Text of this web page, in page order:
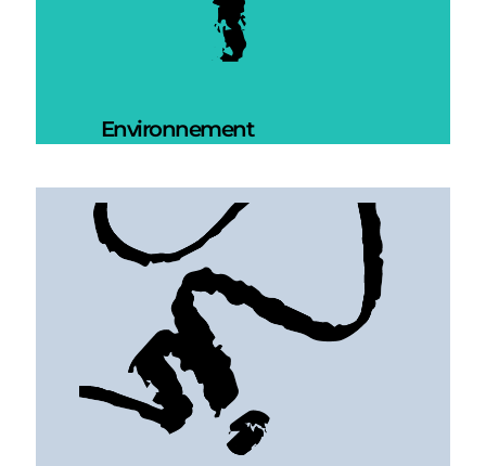
Environnement